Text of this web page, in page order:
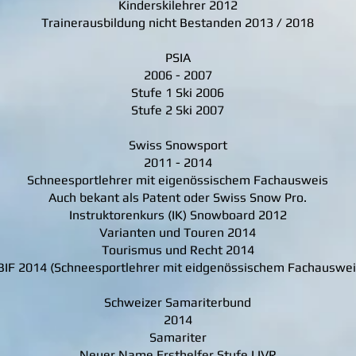
Kinderskilehrer 2012
Trainerausbildung nicht Bestanden 2013 / 2018
PSIA
2006 - 2007
Stufe 1 Ski 2006
Stufe 2 Ski 2007
Swiss Snowsport
2011 - 2014
Schneesportlehrer mit eigenössischem Fachausweis
Auch bekant als Patent oder Swiss Snow Pro.
Instruktorenkurs (IK) Snowboard 2012
Varianten und Touren 2014
Tourismus und Recht 2014
2014 (Schneesportlehrer mit eidgenössischem
Schweizer Samariterbund
2014
Samariter